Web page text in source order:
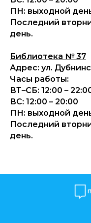
ПН: выходной
Последний
день.
Библиотека № 37
Адрес: ул.
Часы работы:
ВТ–СБ: 12:00 –
ВС: 12:00 – 20:00
ПН: выходной
Последний
день.